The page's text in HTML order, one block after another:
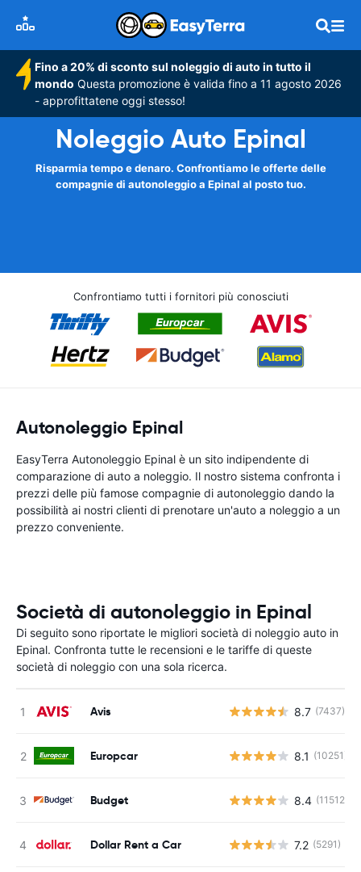
Fino a 20% di sconto sul noleggio di auto in tutto il
mondo Questa promozione è valida fino a 11 agosto 2026
- approfittatene oggi stesso!
Noleggio Auto Epinal
Risparmia tempo e denaro. Confrontiamo le offerte delle
compagnie di autonoleggio a Epinal al posto tuo.
Confrontiamo tutti i fornitori più conosciuti
Autonoleggio Epinal
EasyTerra Autonoleggio Epinal è un sito indipendente di
comparazione di auto a noleggio. Il nostro sistema confronta i
prezzi delle più famose compagnie di autonoleggio dando la
possibilità ai nostri clienti di prenotare un'auto a noleggio a un
prezzo conveniente.
Società di autonoleggio in Epinal
Di seguito sono riportate le migliori società di noleggio auto in
Epinal. Confronta tutte le recensioni e le tariffe di queste
società di noleggio con una sola ricerca.
Avis 8.7 (7437)
Europcar 8.1 (10251)
Budget 8.4 (11512)
Dollar Rent a Car 7.2 (5291)